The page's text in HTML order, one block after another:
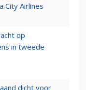
City Airlines
op
in tweede
dicht voor